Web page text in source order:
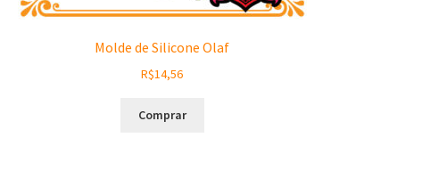
Molde de Silicone Olaf
R$14,56
Comprar